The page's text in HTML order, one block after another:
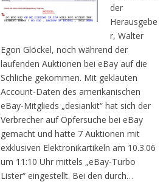
der
Herausgebe
r, Walter
Egon Glöckel, noch während der
laufenden Auktionen bei eBay auf die
Schliche gekommen. Mit geklauten
Account-Daten des amerikanischen
eBay-Mitglieds „desiankit“ hat sich der
Verbrecher auf Opfersuche bei eBay
gemacht und hatte 7 Auktionen mit
exklusiven Elektronikartikeln am 10.3.06
um 11:10 Uhr mittels „eBay-Turbo
Lister“ eingestellt. Bei den durch…